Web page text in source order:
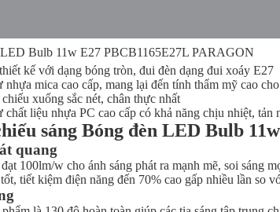
Bulb 11w E27 PBCB1165E27L PARAGON
kế với dạng bóng tròn, đui đèn dạng đui xoáy E27
nhựa mica cao cấp, mang lại đến tính thẩm mỹ cao
xuống sắc nét, chân thực nhất
liệu nhựa PC cao cấp có khả năng chịu nhiệt,
sáng Bóng đèn LED Bulb
quang
100lm/w cho ánh sáng phát ra mạnh mẽ, soi sáng
tiết kiệm điện năng đến 70% cao gấp nhiều lần so